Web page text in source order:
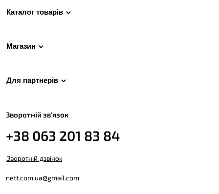
Каталог товарів
Магазин
Для партнерів
Зворотній зв'язок
+38 063 201 83 84
Зворотній дзвінок
nett.com.ua@gmail.com